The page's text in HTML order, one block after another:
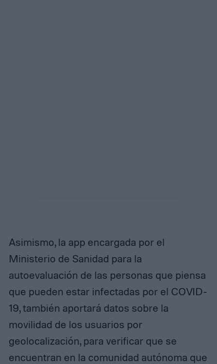
Asimismo, la app encargada por el
Ministerio de Sanidad para la
autoevaluación de las personas que piensa
que pueden estar infectadas por el COVID-
19, también aportará datos sobre la
movilidad de los usuarios por
geolocalización, para verificar que se
encuentran en la comunidad autónoma que